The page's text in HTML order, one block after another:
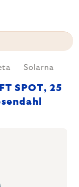
Solarna
SPOT, 25